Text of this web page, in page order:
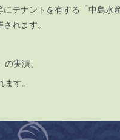
テナントを有する「中島水
れます。
実演、
す。